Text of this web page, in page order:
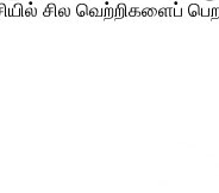
சில வெற்றிகளைப்